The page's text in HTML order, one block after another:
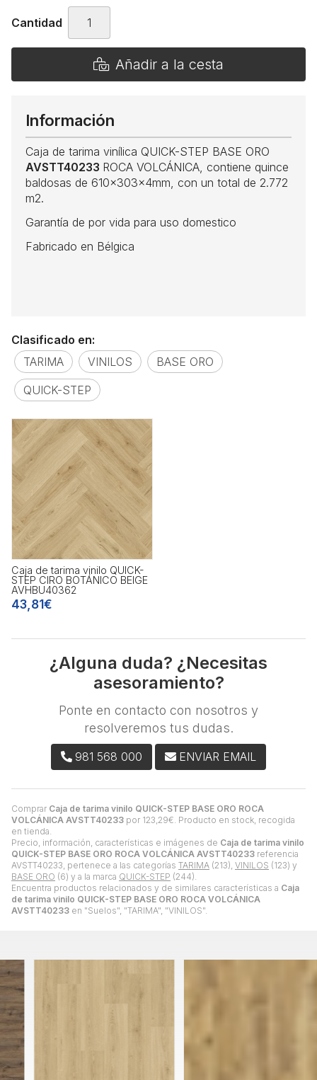
Cantidad
Añadir a la cesta
Comprar Caja de tarima vinilo QUICK-STEP BASE ORO ROCA
VOLCÁNICA AVSTT40233 por 123,29€ . Producto en stock, recogida
en tienda.
Precio, información, características e imágenes de Caja de tarima vinilo
QUICK-STEP BASE ORO ROCA VOLCÁNICA AVSTT40233 referencia
AVSTT40233, pertenece a las categorías TARIMA (213), VINILOS (123) y
BASE ORO (6) y a la marca QUICK-STEP (244).
Encuentra productos relacionados y de similares características a Caja
de tarima vinilo QUICK-STEP BASE ORO ROCA VOLCÁNICA
AVSTT40233 en "Suelos", "TARIMA", "VINILOS".
Información
Caja de tarima vinílica QUICK-STEP BASE ORO
AVSTT40233 ROCA VOLCÁNICA, contiene quince
baldosas de 610x303x4mm, con un total de 2.772
m2.
Garantía de por vida para uso domestico
Fabricado en Bélgica
Clasificado en:
TARIMA
VINILOS
BASE ORO
QUICK-STEP
Caja de tarima vinilo QUICK-
STEP CIRO BOTÁNICO BEIGE
AVHBU40362
43,81€
¿Alguna duda? ¿Necesitas
asesoramiento?
Ponte en contacto con nosotros y
resolveremos tus dudas.
981 568 000 ENVIAR EMAIL